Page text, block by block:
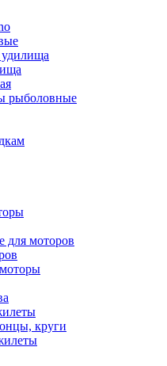
рыболовные
для моторов
круги